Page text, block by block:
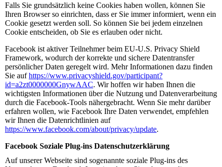
Falls Sie grundsätzlich keine Cookies haben wollen, können Sie
Ihren Browser so einrichten, dass er Sie immer informiert, wenn ein
Cookie gesetzt werden soll. So können Sie bei jedem einzelnen
Cookie entscheiden, ob Sie es erlauben oder nicht.
Facebook ist aktiver Teilnehmer beim EU-U.S. Privacy Shield
Framework, wodurch der korrekte und sichere Datentransfer
persönlicher Daten geregelt wird. Mehr Informationen dazu finden
Sie aufhttps://www.privacyshield.gov/participant?
id=a2zt0000000GnywAAC. Wir hoffen wir haben Ihnen die
wichtigsten Informationen über die Nutzung und Datenverarbeitung
durch die Facebook-Tools nähergebracht. Wenn Sie mehr darüber
erfahren wollen, wie Facebook Ihre Daten verwendet, empfehlen
wir Ihnen die Datenrichtlinien auf
https://www.facebook.com/about/privacy/update.
Facebook Soziale Plug-ins Datenschutzerklärung
Auf unserer Webseite sind sogenannte soziale Plug-ins des